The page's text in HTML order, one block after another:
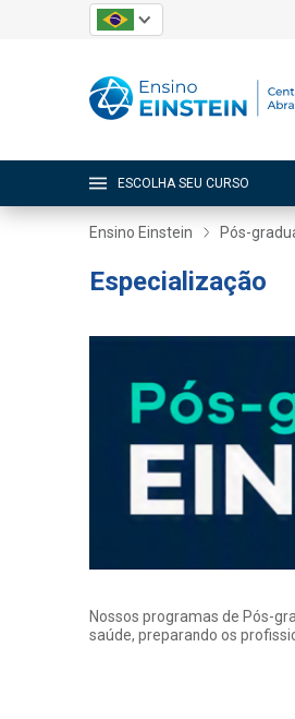
ESCOLHA SEU CURSO
Ensino Einstein Pós-
Especialização
Nossos programas de Pós-
saúde, preparando os